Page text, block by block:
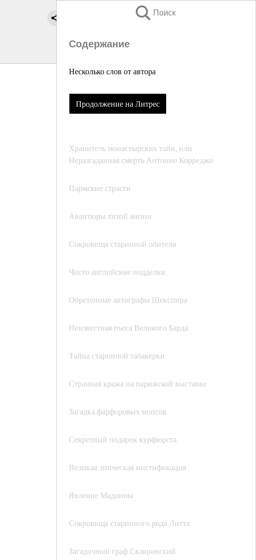
Поиск
Содержание
Несколько слов от автора
Продолжение на Литрес
Хранитель монастырских тайн, или
Неразгаданная смерть Антонио Корреджо
Пармские страсти
Авантюры тихой жизни
Сокровища старинной обители
Чисто английские подделки
Обретенные автографы Шекспира
Неизвестная пьеса Великого Барда
Тайна старинной табакерки
Странная кража на парижской выставке
Загадка фарфоровых мопсов
Секретный подарок курфюрста
Великая эпическая мистификация
Явление Мадонны
Сокровища старинного рода Литта
Загадочный граф Скавронский